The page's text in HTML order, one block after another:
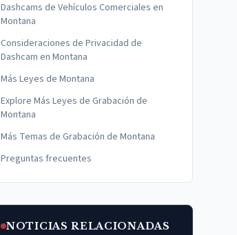
Dashcams de Vehículos Comerciales en
Montana
Consideraciones de Privacidad de
Dashcam en Montana
Más Leyes de Montana
Explore Más Leyes de Grabación de
Montana
Más Temas de Grabación de Montana
Preguntas frecuentes
NOTICIAS RELACIONADAS